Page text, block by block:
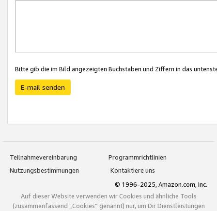
Bitte gib die im Bild angezeigten Buchstaben und Ziffern in das
E-mail senden
Teilnahmevereinbarung
Programmrichtlinien
Nutzungsbestimmungen
Kontaktiere uns
© 1996-2025, Amazon.com, Inc.
Auf dieser Website verwenden wir Cookies und ähnliche Tools
(zusammenfassend „Cookies“ genannt) nur, um Dir Dienstleistungen